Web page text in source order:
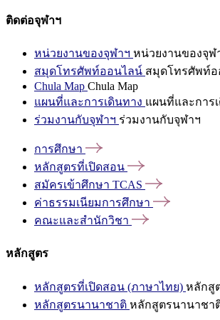
ติดต่อจุฬาฯ
หน่วยงานของจุฬาฯ หน่วยงานของจุฬ
สมุดโทรศัพท์ออนไลน์ สมุดโทรศัพท์
Chula Map Chula Map
แผนที่และการเดินทาง แผนที่และการ
ร่วมงานกับจุฬาฯ ร่วมงานกับจุฬาฯ
การศึกษา
หลักสูตรที่เปิดสอน
สมัครเข้าศึกษา TCAS
ค่าธรรมเนียมการศึกษา
คณะและสำนักวิชา
หลักสูตร
หลักสูตรที่เปิดสอน (ภาษาไทย) หลักสู
หลักสูตรนานาชาติ หลักสูตรนานาชา